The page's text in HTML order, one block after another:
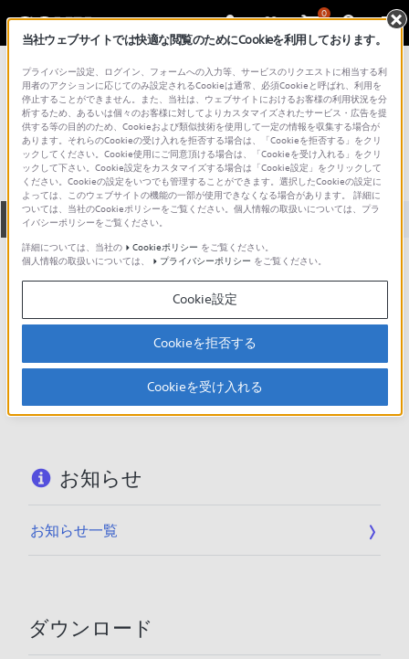
0
総合サポート・お問い合わせ プロフェッショナル／業務用
PXW-X400KC
全て ダウンロード 取扱説明書 Q&A
製品に関する重要なお知らせ
お知らせ
製品に関する重要なお知らせ
重要なお知らせ一覧
お知らせ
お知らせ一覧
ダウンロード
当社ウェブサイトでは快適な閲覧のためにCookieを利用しております。
プライバシー設定、ログイン、フォームへの入力等、サービスのリクエストに相当する利
用者のアクションに応じてのみ設定されるCookieは通常、必須Cookieと呼ばれ、利用を
停止することができません。また、当社は、ウェブサイトにおけるお客様の利用状況を分
析するため、あるいは個々のお客様に対してよりカスタマイズされたサービス・広告を提
供する等の目的のため、Cookieおよび類似技術を使用して一定の情報を収集する場合が
あります。それらのCookieの受け入れを拒否する場合は、「Cookieを拒否する」をクリ
ックしてください。Cookie使用にご同意頂ける場合は、「Cookieを受け入れる」をクリ
ックして下さい。Cookie設定をカスタマイズする場合は「Cookie設定」をクリックして
ください。Cookieの設定をいつでも管理することができます。選択したCookieの設定に
よっては、このウェブサイトの機能の一部が使用できなくなる場合があります。 詳細に
ついては、当社のCookieポリシーをご覧ください。個人情報の取扱いについては、プラ
イバシーポリシーをご覧ください。
詳細については、当社の
Cookieポリシー をご覧ください。
個人情報の取扱いについては、
プライバシーポリシー をご覧ください。
Cookie設定
Cookieを拒否する
Cookieを受け入れる